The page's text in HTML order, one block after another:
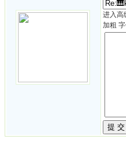
进入高
加粗
提 交